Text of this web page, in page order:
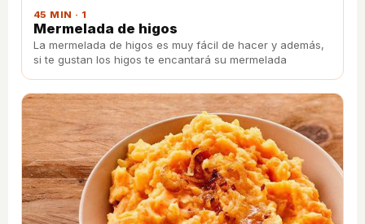
45 MIN · 1
Mermelada de higos
La mermelada de higos es muy fácil de hacer y además,
si te gustan los higos te encantará su mermelada